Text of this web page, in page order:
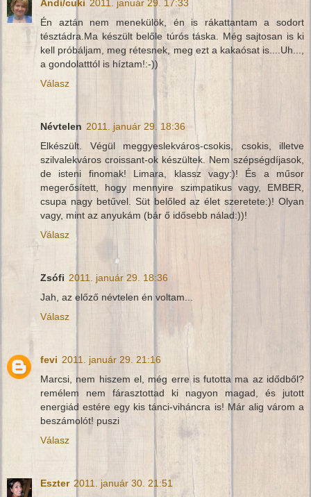
Andi/cuki 2011. január 29. 17:33
Én aztán nem menekülök, én is rákattantam a sodort
tésztádra.Ma készült belőle túrós táska. Még sajtosan is ki
kell próbáljam, meg rétesnek, meg ezt a kakaósat is....Uh...,
a gondolatttól is híztam!:-))
Válasz
Névtelen 2011. január 29. 18:36
Elkészült. Végül meggyeslekváros-csokis, csokis, illetve
szilvalekváros croissant-ok készültek. Nem szépségdíjasok,
de isteni finomak! Limara, klassz vagy:)! És a műsor
megerősített, hogy mennyire szimpatikus vagy, EMBER,
csupa nagy betűvel. Süt belőled az élet szeretete:)! Olyan
vagy, mint az anyukám (bár ő idősebb nálad:))!
Válasz
Zsófi 2011. január 29. 18:36
Jah, az előző névtelen én voltam...
Válasz
fevi 2011. január 29. 21:16
Marcsi, nem hiszem el, még erre is futotta ma az idődből?
remélem nem fárasztottad ki nagyon magad, és jutott
energiád estére egy kis tánci-viháncra is! Már alig várom a
beszámolót! puszi
Válasz
Eszter 2011. január 30. 21:51